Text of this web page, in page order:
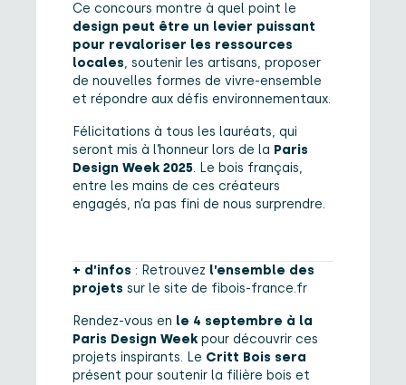
Ce concours montre à quel point le
design peut être un levier puissant
pour revaloriser les ressources
locales, soutenir les artisans, proposer
de nouvelles formes de vivre-ensemble
et répondre aux défis environnementaux.
Félicitations à tous les lauréats, qui
seront mis à l’honneur lors de la Paris
Design Week 2025. Le bois français,
entre les mains de ces créateurs
engagés, n’a pas fini de nous surprendre.
+ d’infos : Retrouvez l’ensemble des
projets sur le site de fibois-france.fr
Rendez-vous en le 4 septembre à la
Paris Design Week pour découvrir ces
projets inspirants. Le Critt Bois sera
présent pour soutenir la filière bois et